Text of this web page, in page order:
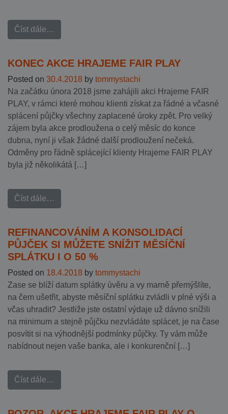
Číst dále…
KONEC AKCE HRAJEME FAIR PLAY
Posted on 30.4.2018 by tommystachi
Na začátku února 2018 jsme zahájili akci Hrajeme FAIR
PLAY, v rámci které mohou klienti získat za řádné a včasné
splácení půjčky všechny zaplacené úroky zpět. Pro velký
zájem byla akce prodloužena o celý měsíc do konce
dubna, nyní ji však žádné další prodloužení nečeká.
Odměny pro řádně splácející klienty Hrajeme FAIR PLAY
byla již několikátá […]
Číst dále…
REFINANCOVÁNÍM A KONSOLIDACÍ
PŮJČEK SI MŮŽETE SNÍŽIT MĚSÍČNÍ
SPLÁTKU I O 50 %
Posted on 18.4.2018 by tommystachi
Zase se blíží datum splátky úvěru a vy marně přemýšlíte,
na čem ušetřit, abyste měsíční splátku zvládli v plné výši a
včas uhradit? Jestliže jste ostatní výdaje už dávno snížili
na minimum a stejně půjčku nezvládáte splácet, je na čase
posvítit si na výhodnější podmínky půjčky. Ty vám může
nabídnout nejen vaše banka, ale i konkurenční […]
Číst dále…